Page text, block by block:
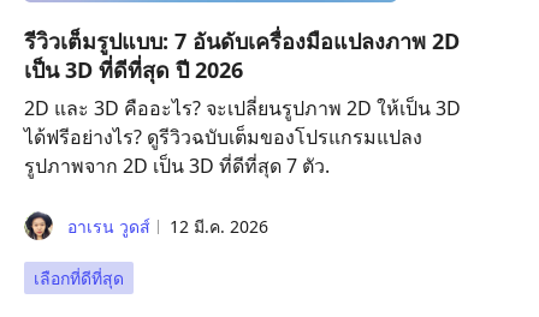
รีวิวเต็มรูปแบบ: 7 อันดับเครื่องมือแปลงภาพ 2D
เป็น 3D ที่ดีที่สุด ปี 2026
2D และ 3D คืออะไร? จะเปลี่ยนรูปภาพ 2D ให้เป็น 3D
ได้ฟรีอย่างไร? ดูรีวิวฉบับเต็มของโปรแกรมแปลง
รูปภาพจาก 2D เป็น 3D ที่ดีที่สุด 7 ตัว.
อาเรน วูดส์ 12 มี.ค. 2026
เลือกที่ดีที่สุด